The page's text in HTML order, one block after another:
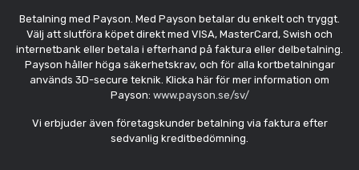
Betalning med Payson. Med Payson betalar du enkelt och tryggt.
Välj att slutföra köpet direkt med VISA, MasterCard, Swish och
internetbank eller betala i efterhand på faktura eller delbetalning.
Payson håller höga säkerhetskrav, och för alla kortbetalningar
används 3D-secure teknik. Klicka här för mer information om
Payson: www.payson.se/sv/
Vi erbjuder även företagskunder betalning via faktura efter
sedvanlig kreditbedömning.